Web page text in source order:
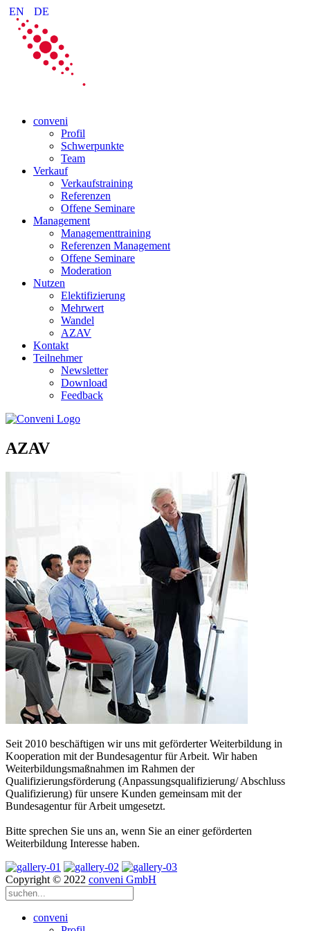
EN DE
conveni
Profil
Schwerpunkte
Team
Verkauf
Verkaufstraining
Referenzen
Offene Seminare
Management
Managementtraining
Referenzen Management
Offene Seminare
Moderation
Nutzen
Elektifizierung
Mehrwert
Wandel
AZAV
Kontakt
Teilnehmer
Newsletter
Download
Feedback
AZAV
Seit 2010 beschäftigen wir uns mit geförderter Weiterbildung in
Kooperation mit der Bundesagentur für Arbeit. Wir haben
Weiterbildungsmaßnahmen im Rahmen der
Qualifizierungsförderung (Anpassungsqualifizierung/ Abschluss
Qualifizierung) für unsere Kunden gemeinsam mit der
Bundesagentur für Arbeit umgesetzt.
Bitte sprechen Sie uns an, wenn Sie an einer geförderten
Weiterbildung Interesse haben.
Copyright © 2022 conveni GmbH
conveni